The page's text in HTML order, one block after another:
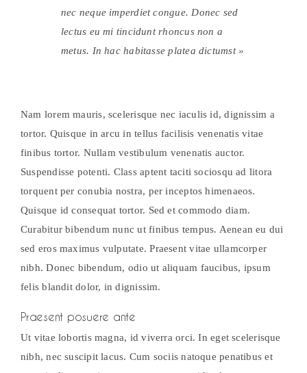
nec neque imperdiet congue. Donec sed
lectus eu mi tincidunt rhoncus non a
metus. In hac habitasse platea dictumst »
Nam lorem mauris, scelerisque nec iaculis id, dignissim a
tortor. Quisque in arcu in tellus facilisis venenatis vitae
finibus tortor. Nullam vestibulum venenatis auctor.
Suspendisse potenti. Class aptent taciti sociosqu ad litora
torquent per conubia nostra, per inceptos himenaeos.
Quisque id consequat tortor. Sed et commodo diam.
Curabitur bibendum nunc ut finibus tempus. Aenean eu dui
sed eros maximus vulputate. Praesent vitae ullamcorper
nibh. Donec bibendum, odio ut aliquam faucibus, ipsum
felis blandit dolor, in dignissim.
Praesent posuere ante
Ut vitae lobortis magna, id viverra orci. In eget scelerisque
nibh, nec suscipit lacus. Cum sociis natoque penatibus et